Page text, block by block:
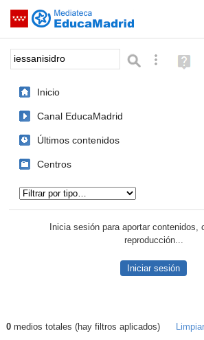
Saltar navegación
Palabra o frase: BúsquedaAyuda
(en
Inicio
Canal EducaMadrid
Últimos contenidos
Centros
Inicia sesión para aportar contenidos,
reproducción...
Iniciar sesión
Resultados de: iessanisidro
0medios totales (hay filtros aplicados)